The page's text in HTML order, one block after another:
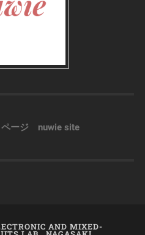
ページ nuwie site
AND MIXED-